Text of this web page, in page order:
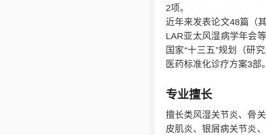
2项。
近年来发表论文48篇（
LAR亚太风湿病学年会
国家“十三五”规划（研
医药标准化诊疗方案3部。
专业擅长
擅长类风湿关节炎、骨
皮肌炎、银屑病关节炎